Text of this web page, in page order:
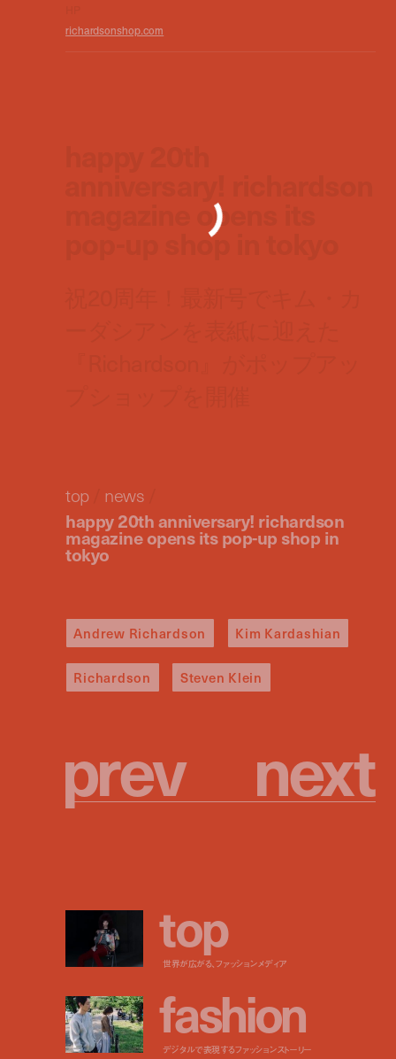
richardsonshop.com
magazine opens its
pop-up shop in tokyo
top/ news
happy 20th anniversary! richardson
magazine opens its pop-up shop in
tokyo
Andrew Richardson Kim Kardashian
Richardson Steven Klein
prev next
top
世界が広がる、ファッションメディア
fashion
デジタルで表現するファッションストーリー